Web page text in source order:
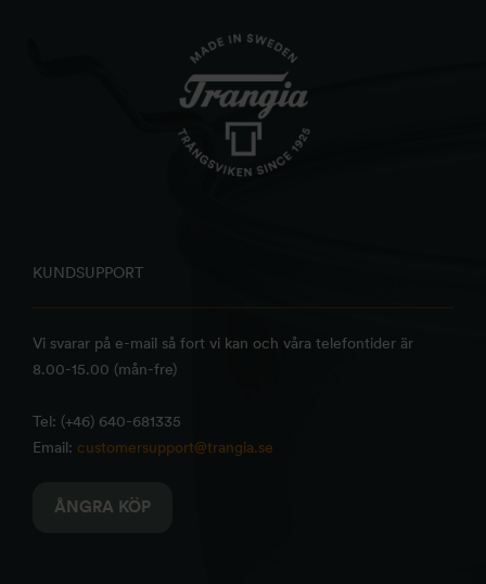
KUNDSUPPORT
Vi svarar på e-mail så fort vi kan och våra telefontider är
8.00-15.00 (mån-fre)
Tel: (+46) 640-681335
Email: customersupport@trangia.se
ÅNGRA KÖP